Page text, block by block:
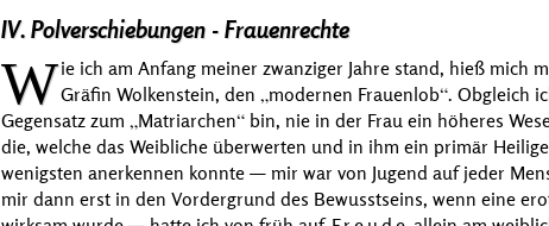
IV. Polverschiebungen - Frauenrechte
Wie ich am Anfang meiner zwanziger Jahre stand, hieß mich
Gräfin Wolkenstein, den modernen Frauenlob . Obgleich
Gegensatz zum
Matriarchen
bin, nie in der Frau ein höheres
die, welche das Weibliche überwerten und in ihm ein primär
wenigsten anerkennen konnte — mir war von Jugend auf jeder
mir dann erst in den Vordergrund des Bewusstseins, wenn eine